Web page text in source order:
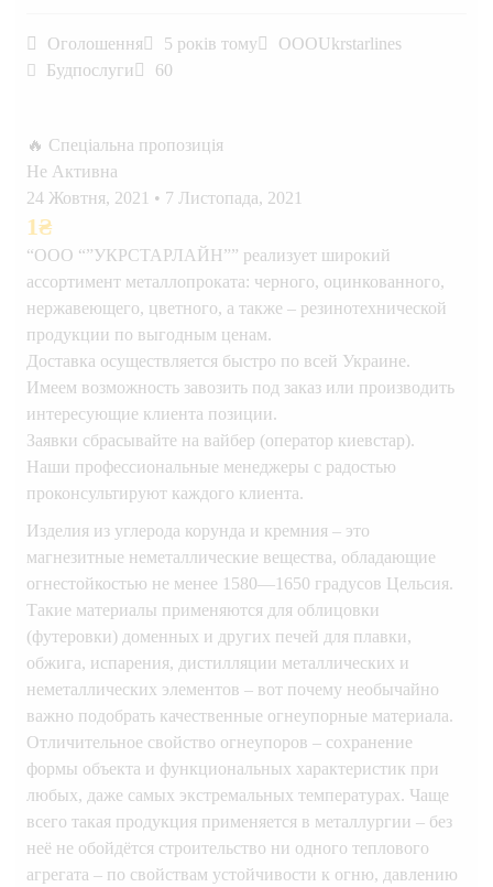
Оголошення 5 років тому
OOOUkrstarlines
Будпослуги
60
🔥 Спеціальна пропозиція
Не Активна
24 Жовтня, 2021 • 7 Листопада, 2021
1₴
“ООО “”УКРСТАРЛАЙН”” реализует широкий
ассортимент металлопроката: черного, оцинкованного,
нержавеющего, цветного, а также – резинотехнической
продукции по выгодным ценам.
Доставка осуществляется быстро по всей Украине.
Имеем возможность завозить под заказ или производить
интересующие клиента позиции.
Заявки сбрасывайте на вайбер (оператор киевстар).
Наши профессиональные менеджеры с радостью
проконсультируют каждого клиента.
Изделия из углерода корунда и кремния – это
магнезитные неметаллические вещества, обладающие
огнестойкостью не менее 1580—1650 градусов Цельсия.
Такие материалы применяются для облицовки
(футеровки) доменных и других печей для плавки,
обжига, испарения, дистилляции металлических и
неметаллических элементов – вот почему необычайно
важно подобрать качественные огнеупорные материала.
Отличительное свойство огнеупоров – сохранение
формы объекта и функциональных характеристик при
любых, даже самых экстремальных температурах. Чаще
всего такая продукция применяется в металлургии – без
неё не обойдётся строительство ни одного теплового
агрегата – по свойствам устойчивости к огню, давлению